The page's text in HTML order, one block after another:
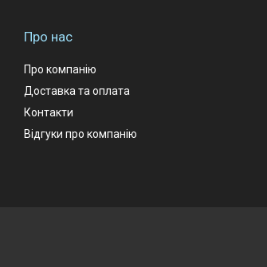
Про нас
Про компанію
Доставка та оплата
Контакти
Відгуки про компанію